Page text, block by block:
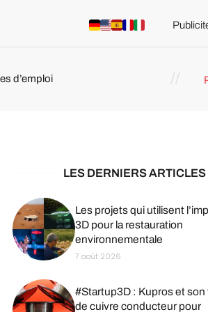
d’emploi
LES DERNIERS ARTICLES
Les projets qui utilisent
3D pour la restauration
environnementale
7 août 2026
#Startup3D : Kupros et son
de cuivre conducteur pour